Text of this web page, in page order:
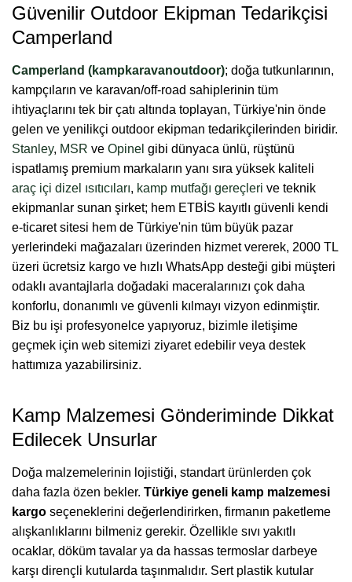
Güvenilir Outdoor Ekipman Tedarikçisi
Camperland
Camperland (kampkaravanoutdoor); doğa tutkunlarının,
kampçıların ve karavan/off-road sahiplerinin tüm
ihtiyaçlarını tek bir çatı altında toplayan, Türkiye'nin önde
gelen ve yenilikçi outdoor ekipman tedarikçilerinden biridir.
Stanley, MSR ve Opinel gibi dünyaca ünlü, rüştünü
ispatlamış premium markaların yanı sıra yüksek kaliteli
araç içi dizel ısıtıcıları, kamp mutfağı gereçleri ve teknik
ekipmanlar sunan şirket; hem ETBİS kayıtlı güvenli kendi
e-ticaret sitesi hem de Türkiye'nin tüm büyük pazar
yerlerindeki mağazaları üzerinden hizmet vererek, 2000 TL
üzeri ücretsiz kargo ve hızlı WhatsApp desteği gibi müşteri
odaklı avantajlarla doğadaki maceralarınızı çok daha
konforlu, donanımlı ve güvenli kılmayı vizyon edinmiştir.
Biz bu işi profesyonelce yapıyoruz, bizimle iletişime
geçmek için web sitemizi ziyaret edebilir veya destek
hattımıza yazabilirsiniz.
Kamp Malzemesi Gönderiminde Dikkat
Edilecek Unsurlar
Doğa malzemelerinin lojistiği, standart ürünlerden çok
daha fazla özen bekler. Türkiye geneli kamp malzemesi
kargo seçeneklerini değerlendirirken, firmanın paketleme
alışkanlıklarını bilmeniz gerekir. Özellikle sıvı yakıtlı
ocaklar, döküm tavalar ya da hassas termoslar darbeye
karşı dirençli kutularda taşınmalıdır. Sert plastik kutular